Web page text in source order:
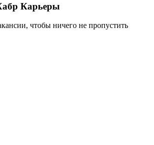
Карьеры
чтобы ничего не пропустить